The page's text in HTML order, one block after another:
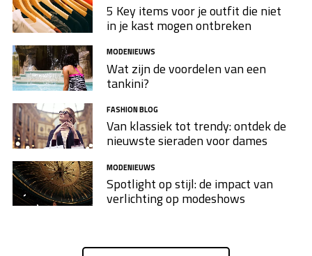
5 Key items voor je outfit die niet
in je kast mogen ontbreken
MODENIEUWS
Wat zijn de voordelen van een
tankini?
FASHION BLOG
Van klassiek tot trendy: ontdek de
nieuwste sieraden voor dames
MODENIEUWS
Spotlight op stijl: de impact van
verlichting op modeshows